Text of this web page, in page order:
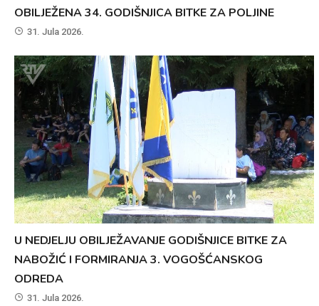
OBILJEŽENA 34. GODIŠNJICA BITKE ZA POLJINE
31. Jula 2026.
U NEDJELJU OBILJEŽAVANJE GODIŠNJICE BITKE ZA
NABOŽIĆ I FORMIRANJA 3. VOGOŠĆANSKOG
ODREDA
31. Jula 2026.